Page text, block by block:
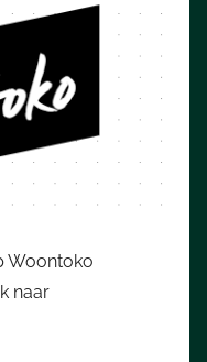
Woontoko
naar